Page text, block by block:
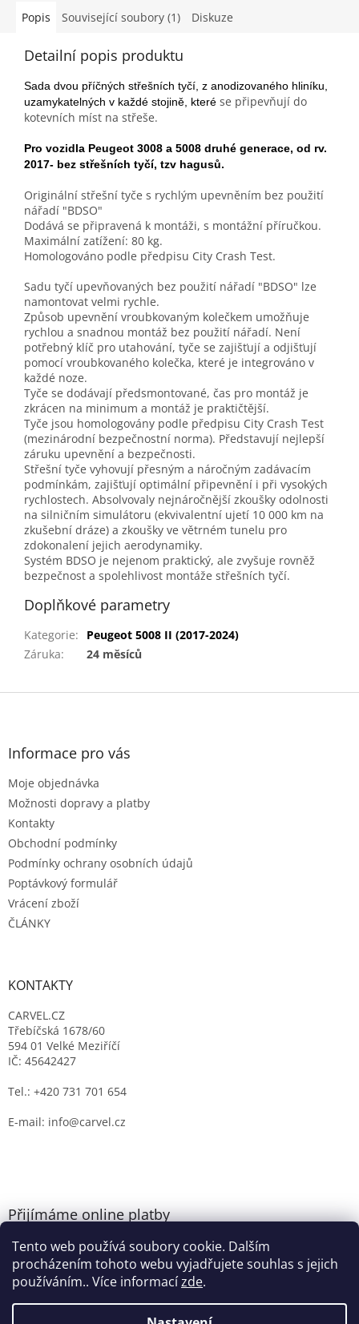
Tento web používá soubory cookie. Dalším
procházením tohoto webu vyjadřujete souhlas s jejich
používáním.. Více informacízde.
Popis Související soubory (1) Diskuze
Detailní popis produktu
Sada dvou příčných střešních tyčí, z anodizovaného hliníku,
uzamykatelných v každé stojině, které se připevňují do
kotevních míst na střeše.
Pro vozidla Peugeot 3008 a 5008 druhé generace, od rv.
2017- bez střešních tyčí, tzv hagusů.
Originální střešní tyče s rychlým upevněním bez použití
nářadí "BDSO"
Dodává se připravená k montáži, s montážní příručkou.
Maximální zatížení: 80 kg.
Homologováno podle předpisu City Crash Test.
Sadu tyčí upevňovaných bez použití nářadí "BDSO" lze
namontovat velmi rychle.
Způsob upevnění vroubkovaným kolečkem umožňuje
rychlou a snadnou montáž bez použití nářadí. Není
potřebný klíč pro utahování, tyče se zajišťují a odjišťují
pomocí vroubkovaného kolečka, které je integrováno v
každé noze.
Tyče se dodávají předsmontované, čas pro montáž je
zkrácen na minimum a montáž je praktičtější.
Tyče jsou homologovány podle předpisu City Crash Test
(mezinárodní bezpečnostní norma). Představují nejlepší
záruku upevnění a bezpečnosti.
Střešní tyče vyhovují přesným a náročným zadávacím
podmínkám, zajišťují optimální připevnění i při vysokých
rychlostech. Absolvovaly nejnáročnější zkoušky odolnosti
na silničním simulátoru (ekvivalentní ujetí 10 000 km na
zkušební dráze) a zkoušky ve větrném tunelu pro
zdokonalení jejich aerodynamiky.
Systém BDSO je nejenom praktický, ale zvyšuje rovněž
bezpečnost a spolehlivost montáže střešních tyčí.
Doplňkové parametry
Kategorie:
Peugeot 5008 II (2017-2024)
Záruka: 24 měsíců
Z
Informace pro vás
Moje objednávka
Možnosti dopravy a platby
Kontakty
Obchodní podmínky
Podmínky ochrany osobních údajů
Poptávkový formulář
Vrácení zboží
ČLÁNKY
KONTAKTY
CARVEL.CZ
Třebíčská 1678/60
594 01 Velké Meziříčí
IČ: 45642427
Tel.: +420 731 701 654
E-mail: info@carvel.cz
Přijímáme online platby